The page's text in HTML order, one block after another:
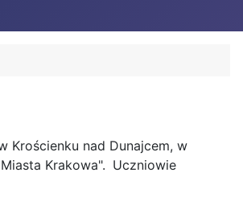
Krościenku nad Dunajcem, w
Krakowa". Uczniowie